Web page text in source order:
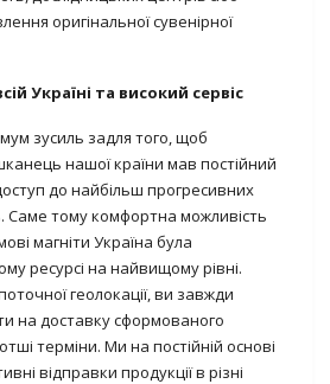
оригінальної сувенірної
Україні та високий сервіс
зусиль задля того, щоб
нашої країни мав постійний
до найбільш прогресивних
Саме тому комфортна можливість
магніти Україна була
ресурсі на найвищому рівні.
геолокації, ви завжди
на доставку сформованого
терміни. Ми на постійній основі
відправки продукції в різні